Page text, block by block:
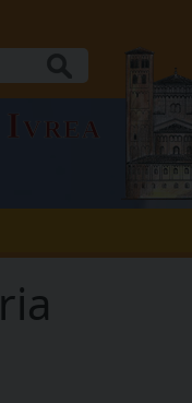
Ivrea